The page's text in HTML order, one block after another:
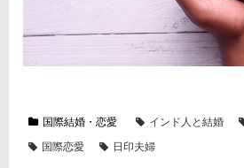
国際結婚・恋愛 インド人と結婚
国際恋愛
日印夫婦